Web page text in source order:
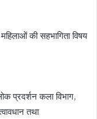
की सहभागिता विषय
प्रदर्शन कला विभाग,
तथा